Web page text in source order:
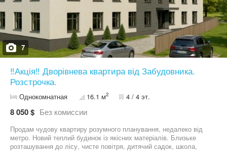
7
‼️Акція‼️ Дворівнева квартира від Забудовника.
Розстрочка.
Однокомнатная 16.1 м2 4 / 4 эт.
8 050 $ Без комиссии
Продам чудову квартиру розумного планування, недалеко від
метро. Новий теплий будинок із якісних матеріалів. Близьке
розташування до лісу, чисте повітря, дитячий садок, школа,